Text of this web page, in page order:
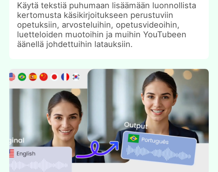
Käytä tekstiä puhumaan lisäämään luonnollista
kertomusta käsikirjoitukseen perustuviin
opetuksiin, arvosteluihin, opetusvideoihin,
luetteloiden muotoihin ja muihin YouTubeen
äänellä johdettuihin latauksiin.